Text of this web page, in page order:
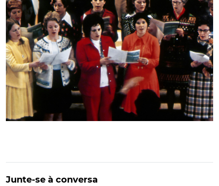
Junte-se à conversa